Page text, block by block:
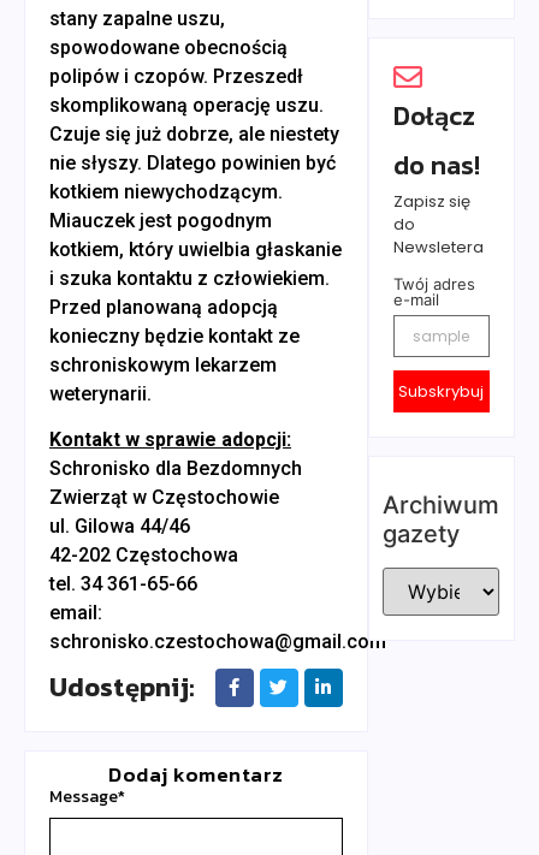
stany zapalne uszu,
spowodowane obecnością
polipów i czopów. Przeszedł
skomplikowaną operację uszu.
Czuje się już dobrze, ale niestety
nie słyszy. Dlatego powinien być
kotkiem niewychodzącym.
Miauczek jest pogodnym
kotkiem, który uwielbia głaskanie
i szuka kontaktu z człowiekiem.
Przed planowaną adopcją
konieczny będzie kontakt ze
schroniskowym lekarzem
weterynarii.
Kontakt w sprawie adopcji:
Schronisko dla Bezdomnych
Zwierząt w Częstochowie
ul. Gilowa 44/46
42-202 Częstochowa
tel. 34 361-65-66
email:
schronisko.czestochowa@gmail.com
Udostępnij:
Dodaj komentarz
Message*
Dołącz
do nas!
Zapisz się
do
Newsletera
Twój adres
e-mail
Subskrybuj
Archiwum
gazety